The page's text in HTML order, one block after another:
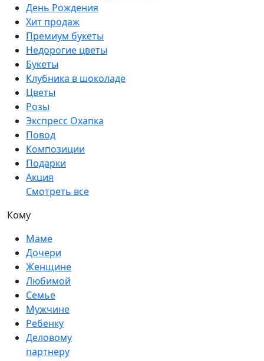
День Рождения
Хит продаж
Премиум букеты
Недорогие цветы
Букеты
Клубника в шоколаде
Цветы
Розы
Экспресс Охапка
Повод
Композиции
Подарки
Акция
Смотреть все
Кому
Маме
Дочери
Женщине
Любимой
Семье
Мужчине
Ребенку
Деловому
партнеру